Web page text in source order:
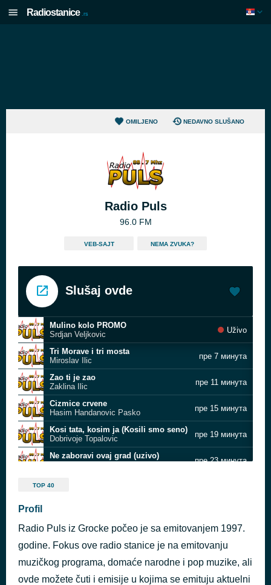
Radiostanice .rs
OMILJENO NEDAVNO SLUŠANO
Radio Puls
96.0 FM
VEB-SAJT NEMA ZVUKA?
Slušaj ovde
Mulino kolo PROMO
Srdjan Veljkovic
Uživo
Tri Morave i tri mosta
Miroslav Ilic
пре 7 минута
Zao ti je zao
Zaklina Ilic
пре 11 минута
Cizmice crvene
Hasim Handanovic Pasko
пре 15 минута
Kosi tata, kosim ja (Kosili smo seno)
Dobrivoje Topalovic
пре 19 минута
Ne zaboravi ovaj grad (uzivo)
пре 23 минута
Vodanjka kolo
Čisto Da Znaš
Peđa Medenica
Recite Mu Da Ga Volim
Lepa Brena
пре 39 минута
TOP 40
Profil
Radio Puls iz Grocke počeo je sa emitovanjem 1997.
godine. Fokus ove radio stanice je na emitovanju
muzičkog programa, domaće narodne i pop muzike, ali
ovde možete čuti i emisije u kojima se emituju aktuelni